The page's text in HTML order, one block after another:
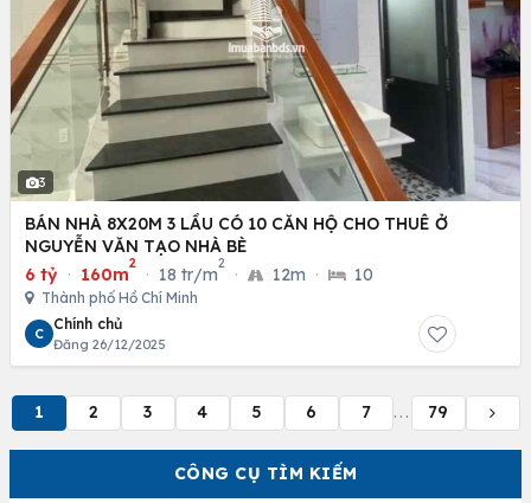
CÔNG CỤ TÌM KIẾM
3
BÁN NHÀ 8X20M 3 LẦU CÓ 10 CĂN HỘ CHO THUÊ Ở
NGUYỄN VĂN TẠO NHÀ BÈ
6 tỷ · 160m
2
· 18 tr/m
2
· 12m · 10
Thành phố Hồ Chí Minh
C
Chính chủ
Đăng 26/12/2025
1 2 3 4 5 6 7 ... 79